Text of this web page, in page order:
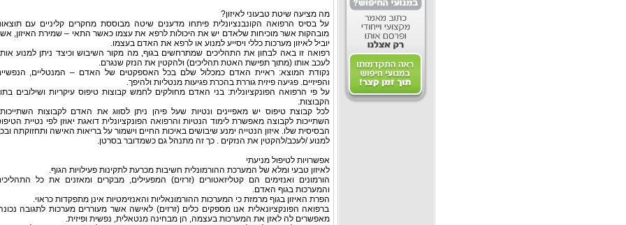
מה מציעה שיטת טבעוני לאיזון?
על בסיס הרפואה הקונבנציונלית פיתחו מדענים שיטה מבוססת מחקרים קליניים עם
מובהקות אשר מוכיחות שלאדם יש את היכולות לרפא את עצמו כאשר התאי – שמירת האיזון,
יוביל לאיזון מערכות כללי ויסייע למנוע או לרפא את האדם בעצמו.
רפואה זו באה לבחון את התהליכים שמתרחשים בגוף, מה מקור השיבוש וכיצד ניתן למנוע
לעכב אותו (מתוך תפישת האטת תהליכים) ולהקטין את הנזק שנגרם.
נקודת המוצא: ראיית האדם כמכלול שלם בכל האספקטים של האדם – המנטליים,
והפיזיים. פגיעה פיזית גוררת בהכרת פגיעות מנטליות ולהיפך.
על פי הרפואה הפונקציונלית: בני האדם מחולקים לחמש קבוצות טיפוס עיקריות ושילובים
הקבוצות.
לכל קבוצת טיפוס יש מאפיינים ונטיות שעל פיהן ניתן לסווג את האדם לקבוצות
השתייכות לקבוצה מאפשרת לימוד הנטיות והרפואה הפונקציונלית דואגת יאוזן לפי נטיית
הבסיסית שלו. איזון הנטייה ימנע שיבושים באיכות החיים וישמור על בריאות האישה ותחזוקתה
למנוע /לעכב/להקטין את הנזקים . כך זה מתנהל גם כשמדובר בסרטן.
אפשרויות לטיפול מניעתי
לאיזון טבעי ומלא של המערכת ההורמונלית חשיבות מכרעת לתקינות פעילויות הגוף.
הורמונים ואנזימים הם קטליזאטורים (זרזים) המפעילים, מבקרים ומאזנים את כל
והמערכות בגוף האדם.
הפרת האיזון בגוף מרמזת כי המערכות ההורמונאליות והאנזימטיות אינן מתפקדות כראוי.
ברפואה הפונקציונאלית אנו מספקים כלים (זרזים) לאישה אשר מעוררים מערכות לתגובה
מאפשרים לה לאזן את המערכות בעצמה, הן מבחינה מנטאלית, נפשית ופיזית.